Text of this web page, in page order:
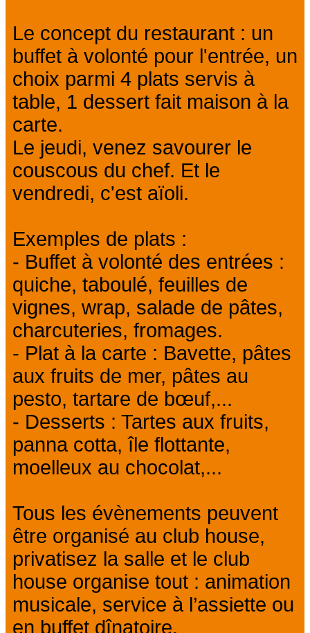
Le concept du restaurant : un
buffet à volonté pour l'entrée, un
choix parmi 4 plats servis à
table, 1 dessert fait maison à la
carte.
Le jeudi, venez savourer le
couscous du chef. Et le
vendredi, c'est aïoli.
Exemples de plats :
- Buffet à volonté des entrées :
quiche, taboulé, feuilles de
vignes, wrap, salade de pâtes,
charcuteries, fromages.
- Plat à la carte : Bavette, pâtes
aux fruits de mer, pâtes au
pesto, tartare de bœuf,...
- Desserts : Tartes aux fruits,
panna cotta, île flottante,
moelleux au chocolat,...
Tous les évènements peuvent
être organisé au club house,
privatisez la salle et le club
house organise tout : animation
musicale, service à l’assiette ou
en buffet dînatoire.